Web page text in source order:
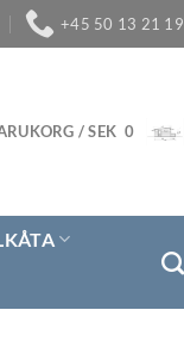
+45 50 13 21 19
/SEK 0